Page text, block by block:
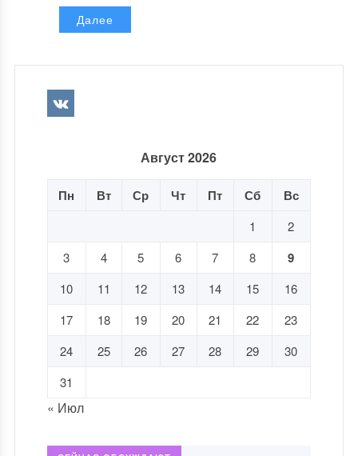
Далее
Август 2026
Пн Вт Ср Чт Пт Сб Вс
1
2
3
4 5 6 7 8 9
10 11 12 13 14 15
16
17
18 19 20 21 22
23
24
25 26 27 28 29
30
31
« Июл